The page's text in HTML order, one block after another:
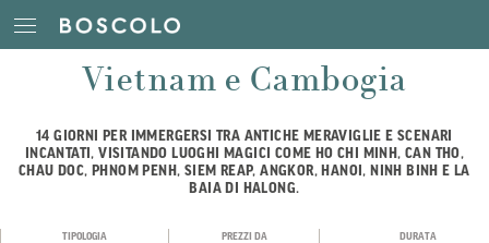
Vietnam e Cambogia
14 GIORNI PER IMMERGERSI TRA ANTICHE MERAVIGLIE E SCENARI
INCANTATI, VISITANDO LUOGHI MAGICI COME HO CHI MINH, CAN THO,
CHAU DOC, PHNOM PENH, SIEM REAP, ANGKOR, HANOI, NINH BINH E LA
BAIA DI HALONG.
TIPOLOGIA PREZZI DA DURATA